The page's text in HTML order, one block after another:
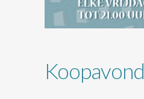
Koopavond